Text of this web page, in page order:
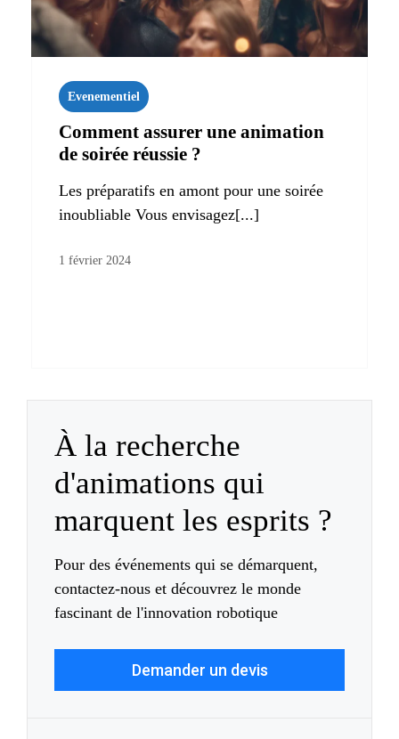
Evenementiel
Comment assurer une animation
de soirée réussie ?
Les préparatifs en amont pour une soirée
inoubliable Vous envisagez[...]
1 février 2024
À la recherche
d'animations qui
marquent les esprits ?
Pour des événements qui se démarquent,
contactez-nous et découvrez le monde
fascinant de l'innovation robotique
Demander un devis